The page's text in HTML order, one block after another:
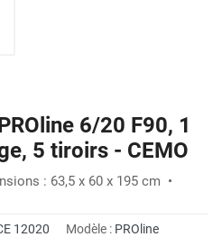
6/20 F90, 1
5 tiroirs - CEMO
: 63,5 x 60 x 195 cm •
12020 Modèle : PROline